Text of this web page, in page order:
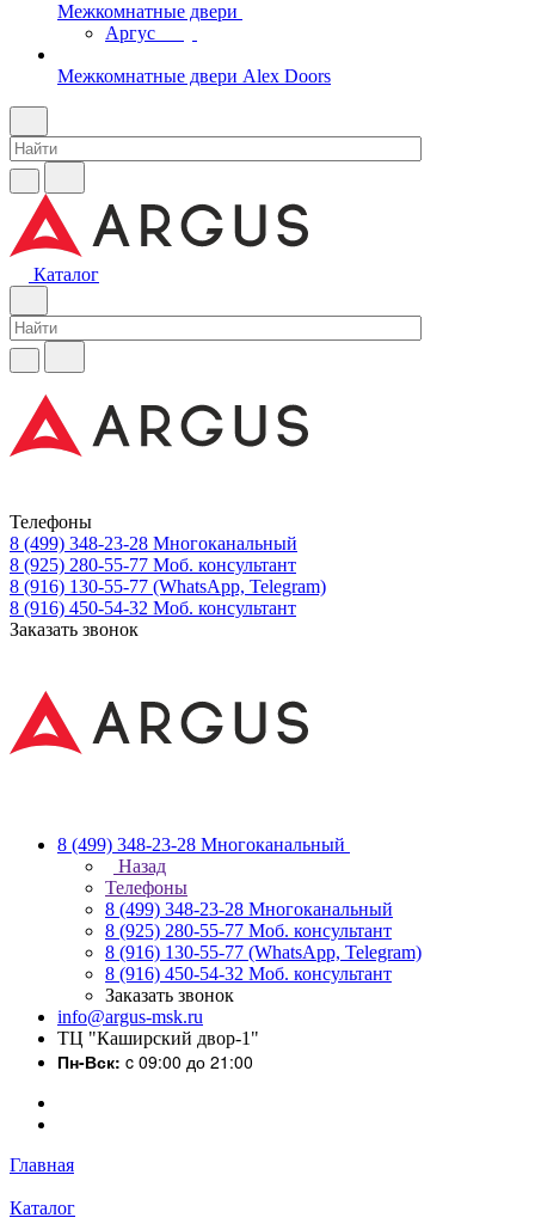
Межкомнатные двери
Аргус
Межкомнатные двери Alex Doors
Каталог
Телефоны
8 (499) 348-23-28 Многоканальный
8 (925) 280-55-77 Моб. консультант
8 (916) 130-55-77 (WhatsApp, Telegram)
8 (916) 450-54-32 Моб. консультант
Заказать звонок
8 (499) 348-23-28 Многоканальный
Назад
Телефоны
8 (499) 348-23-28 Многоканальный
8 (925) 280-55-77 Моб. консультант
8 (916) 130-55-77 (WhatsApp, Telegram)
8 (916) 450-54-32 Моб. консультант
Заказать звонок
info@argus-msk.ru
ТЦ "Каширский двор-1"
Пн-Вск: c 09:00 до 21:00
Главная
Каталог